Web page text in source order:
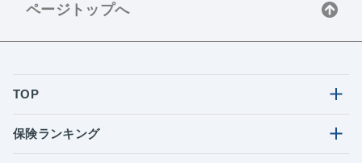
ページトップへ
TOP
保険ランキング